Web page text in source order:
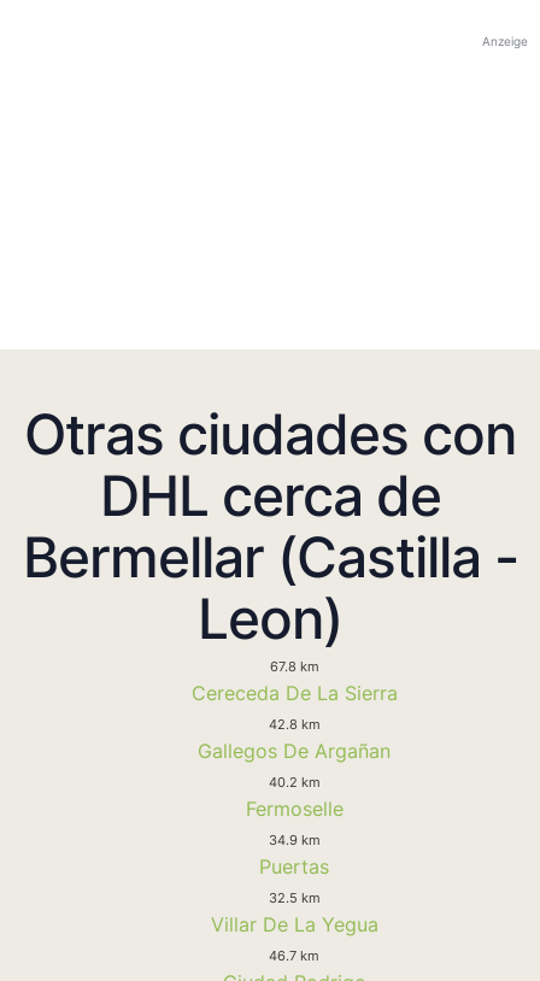
Anzeige
Otras ciudades con
DHL cerca de
Bermellar (Castilla -
Leon)
67.8 km
Cereceda De La Sierra
42.8 km
Gallegos De Argañan
40.2 km
Fermoselle
34.9 km
Puertas
32.5 km
Villar De La Yegua
46.7 km